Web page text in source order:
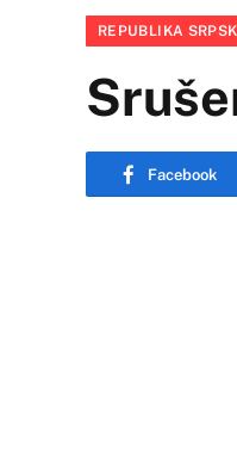
REPUBLIKA
Facebook